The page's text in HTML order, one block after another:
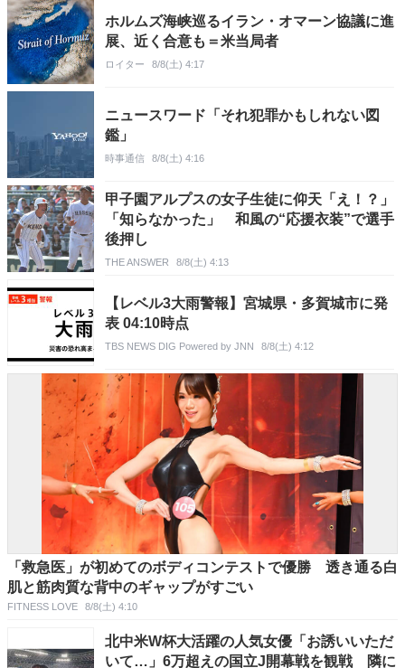
ホルムズ海峡巡るイラン・オマーン協議に進
展、近く合意も＝米当局者
ロイター 8/8(土) 4:17
ニュースワード「それ犯罪かもしれない図
鑑」
時事通信 8/8(土) 4:16
甲子園アルプスの女子生徒に仰天「え！？」
「知らなかった」 和風の“応援衣装”で選手
後押し
THE ANSWER 8/8(土) 4:13
【レベル3大雨警報】宮城県・多賀城市に発
表 04:10時点
TBS NEWS DIG Powered by JNN 8/8(土) 4:12
「救急医」が初めてのボディコンテストで優勝 透き通る白
肌と筋肉質な背中のギャップがすごい
FITNESS LOVE 8/8(土) 4:10
北中米W杯大活躍の人気女優「お誘いいただ
いて…」6万超えの国立J開幕戦を観戦 隣に